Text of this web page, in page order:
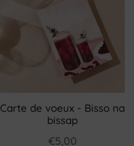
Carte de voeux - Bisso na
bissap
€5,00